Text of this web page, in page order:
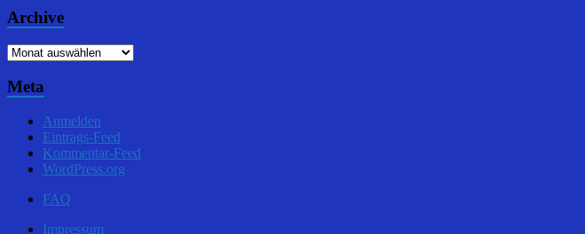
Archive
Archive
Meta
Anmelden
Eintrags-Feed
Kommentar-Feed
WordPress.org
FAQ
Impressum